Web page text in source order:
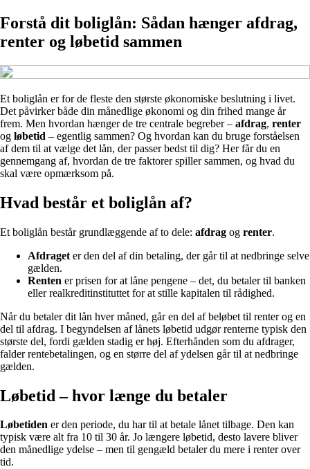
Forstå dit boliglån: Sådan hænger afdrag,
renter og løbetid sammen
Et boliglån er for de fleste den største økonomiske beslutning i livet.
Det påvirker både din månedlige økonomi og din frihed mange år
frem. Men hvordan hænger de tre centrale begreber – afdrag, renter
og løbetid – egentlig sammen? Og hvordan kan du bruge forståelsen
af dem til at vælge det lån, der passer bedst til dig? Her får du en
gennemgang af, hvordan de tre faktorer spiller sammen, og hvad du
skal være opmærksom på.
Hvad består et boliglån af?
Et boliglån består grundlæggende af to dele: afdrag og renter.
Afdraget er den del af din betaling, der går til at nedbringe selve
gælden.
Renten er prisen for at låne pengene – det, du betaler til banken
eller realkreditinstituttet for at stille kapitalen til rådighed.
Når du betaler dit lån hver måned, går en del af beløbet til renter og en
del til afdrag. I begyndelsen af lånets løbetid udgør renterne typisk den
største del, fordi gælden stadig er høj. Efterhånden som du afdrager,
falder rentebetalingen, og en større del af ydelsen går til at nedbringe
gælden.
Løbetid – hvor længe du betaler
Løbetiden er den periode, du har til at betale lånet tilbage. Den kan
typisk være alt fra 10 til 30 år. Jo længere løbetid, desto lavere bliver
den månedlige ydelse – men til gengæld betaler du mere i renter over
tid.